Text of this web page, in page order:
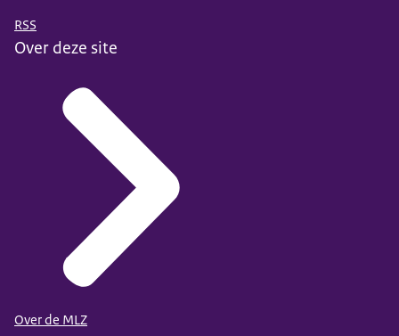
RSS
Over deze site
Over de MLZ